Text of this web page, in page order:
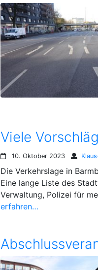
10. Oktober 2023
Die Verkehrslage in
Eine lange Liste des
Verwaltung, Polizei für
erfahren…